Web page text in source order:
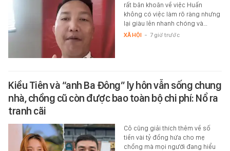
rất băn khoăn về việc Huấn
không có việc làm rõ ràng nhưng
lại giàu lên nhanh chóng và…
XÃ HỘI - 7 giờ trước
Kiều Tiên và “anh Ba Đông” ly hôn vẫn sống chung
nhà, chồng cũ còn được bao toàn bộ chi phí: Nổ ra
tranh cãi
Cô cũng giải thích thêm về số
tiền vài tỷ đồng hứa cho mẹ
chồng mà mọi người đang hiểu